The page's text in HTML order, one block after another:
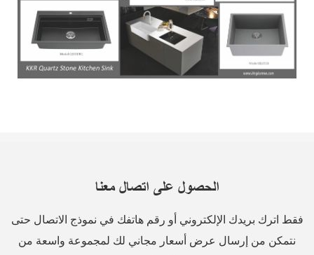
الحصول على اتصال معنا
فقط اترك بريدك الإلكتروني أو رقم هاتفك في نموذج الاتصال حتى
نتمكن من إرسال عرض أسعار مجاني لك لمجموعة واسعة من